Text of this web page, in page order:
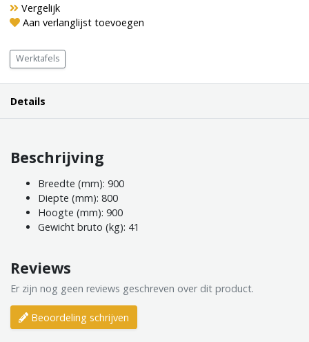
Vergelijk
Aan verlanglijst toevoegen
Werktafels
Details
Beschrijving
Breedte (mm): 900
Diepte (mm): 800
Hoogte (mm): 900
Gewicht bruto (kg): 41
Reviews
Er zijn nog geen reviews geschreven over dit product.
Beoordeling schrijven